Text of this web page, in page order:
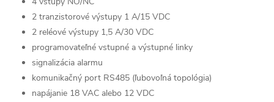
2 tranzistorové výstupy 1 A/15 VDC
2 reléové výstupy 1,5 A/30 VDC
programovateľné vstupné a výstupné linky
signalizácia alarmu
komunikačný port RS485 (ľubovoľná topológia)
napájanie 18 VAC alebo 12 VDC